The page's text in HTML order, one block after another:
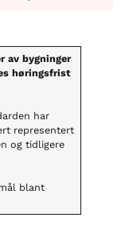
av bygninger
høringsfrist
har
representert
og tidligere
blant